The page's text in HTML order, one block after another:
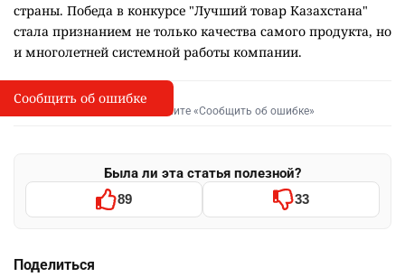
страны. Победа в конкурсе "Лучший товар Казахстана"
стала признанием не только качества самого продукта, но
и многолетней системной работы компании.
I
Сообщить об опечатке
Выделите фрагмент и нажмите «Сообщить об ошибке»
Была ли эта статья полезной?
89 33
Поделиться
Сообщить об ошибке